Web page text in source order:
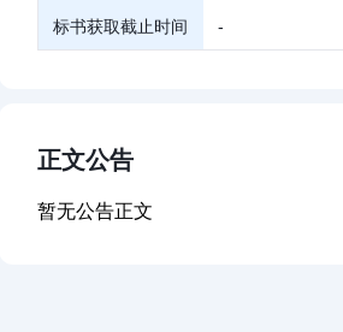
标书获取截止时间 -
正文公告
暂无公告正文